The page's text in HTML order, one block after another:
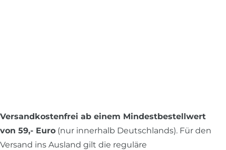
Versandkostenfrei ab einem Mindestbestellwert
von 59,- Euro (nur innerhalb Deutschlands). Für den
Versand ins Ausland gilt die reguläre